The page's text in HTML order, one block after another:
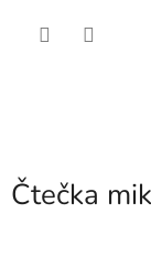
Čtečka